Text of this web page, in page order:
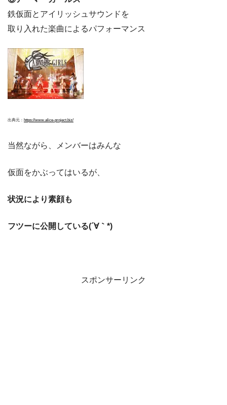
鉄仮面とアイリッシュサウンドを
取り入れた楽曲によるパフォーマンス
出典元： https://www.alice-project.biz/
当然ながら、メンバーはみんな
仮面をかぶってはいるが、
状況により素顔も
フツーに公開している(´∀｀*)
スポンサーリンク